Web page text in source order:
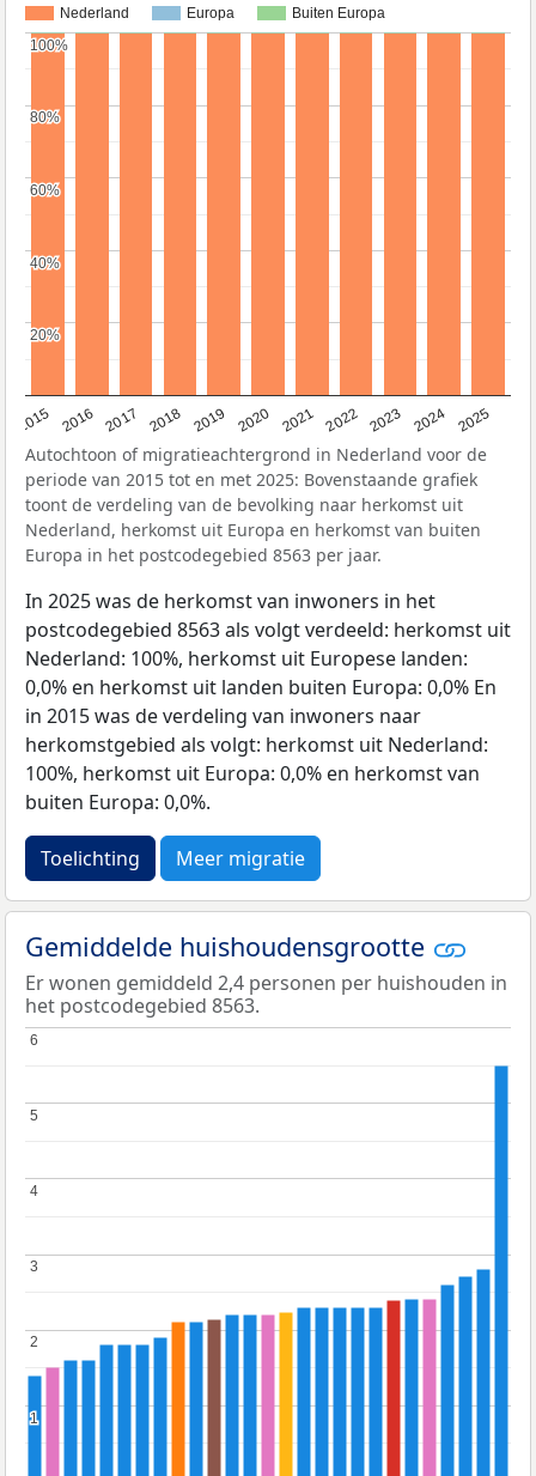
Nederland Europa Buiten Europa
2015 2016 2017 2018 2019 2020 2021 2022 2023 2024 2025
20%
20%
40%
40%
60%
60%
80%
80%
100%
100%
Autochtoon of migratieachtergrond in Nederland voor de
periode van 2015 tot en met 2025: Bovenstaande grafiek
toont de verdeling van de bevolking naar herkomst uit
Nederland, herkomst uit Europa en herkomst van buiten
Europa in het postcodegebied 8563 per jaar.
In 2025 was de herkomst van inwoners in het
postcodegebied 8563 als volgt verdeeld: herkomst uit
Nederland: 100%, herkomst uit Europese landen:
0,0% en herkomst uit landen buiten Europa: 0,0% En
in 2015 was de verdeling van inwoners naar
herkomstgebied als volgt: herkomst uit Nederland:
100%, herkomst uit Europa: 0,0% en herkomst van
buiten Europa: 0,0%.
Toelichting Meer migratie
Gemiddelde huishoudensgrootte
Er wonen gemiddeld 2,4 personen per huishouden in
het postcodegebied 8563.
1
1
2
2
3
3
4
4
5
5
6
6